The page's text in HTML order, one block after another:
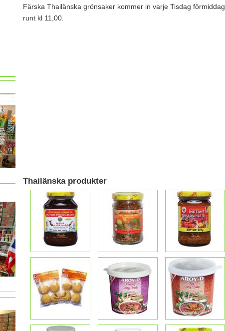
Färska Thailänska grönsaker kommer in varje Tisdag förmiddag
runt kl 11,00.
Thailänska produkter